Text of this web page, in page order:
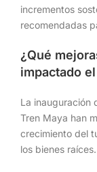
incrementos
recomendadas
¿Qué
impactado
La inauguración
Tren Maya han
crecimiento del
los bienes raíces.